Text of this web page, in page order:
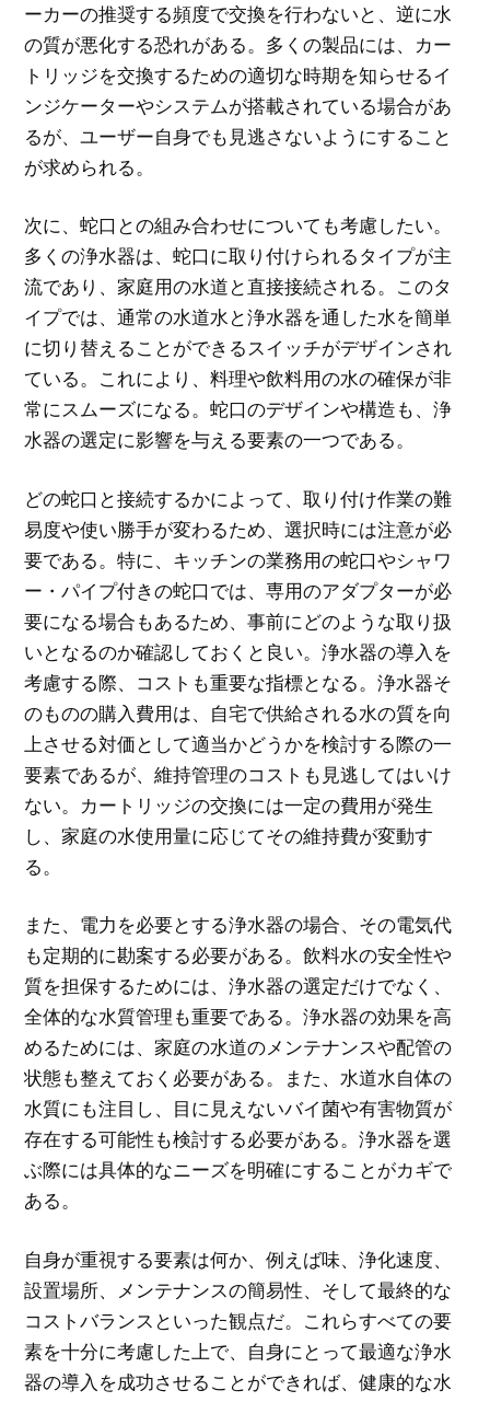
ーカーの推奨する頻度で交換を行わないと、逆に水
の質が悪化する恐れがある。多くの製品には、カー
トリッジを交換するための適切な時期を知らせるイ
ンジケーターやシステムが搭載されている場合があ
るが、ユーザー自身でも見逃さないようにすること
が求められる。
次に、蛇口との組み合わせについても考慮したい。
多くの浄水器は、蛇口に取り付けられるタイプが主
流であり、家庭用の水道と直接接続される。このタ
イプでは、通常の水道水と浄水器を通した水を簡単
に切り替えることができるスイッチがデザインされ
ている。これにより、料理や飲料用の水の確保が非
常にスムーズになる。蛇口のデザインや構造も、浄
水器の選定に影響を与える要素の一つである。
どの蛇口と接続するかによって、取り付け作業の難
易度や使い勝手が変わるため、選択時には注意が必
要である。特に、キッチンの業務用の蛇口やシャワ
ー・パイプ付きの蛇口では、専用のアダプターが必
要になる場合もあるため、事前にどのような取り扱
いとなるのか確認しておくと良い。浄水器の導入を
考慮する際、コストも重要な指標となる。浄水器そ
のものの購入費用は、自宅で供給される水の質を向
上させる対価として適当かどうかを検討する際の一
要素であるが、維持管理のコストも見逃してはいけ
ない。カートリッジの交換には一定の費用が発生
し、家庭の水使用量に応じてその維持費が変動す
る。
また、電力を必要とする浄水器の場合、その電気代
も定期的に勘案する必要がある。飲料水の安全性や
質を担保するためには、浄水器の選定だけでなく、
全体的な水質管理も重要である。浄水器の効果を高
めるためには、家庭の水道のメンテナンスや配管の
状態も整えておく必要がある。また、水道水自体の
水質にも注目し、目に見えないバイ菌や有害物質が
存在する可能性も検討する必要がある。浄水器を選
ぶ際には具体的なニーズを明確にすることがカギで
ある。
自身が重視する要素は何か、例えば味、浄化速度、
設置場所、メンテナンスの簡易性、そして最終的な
コストバランスといった観点だ。これらすべての要
素を十分に考慮した上で、自身にとって最適な浄水
器の導入を成功させることができれば、健康的な水